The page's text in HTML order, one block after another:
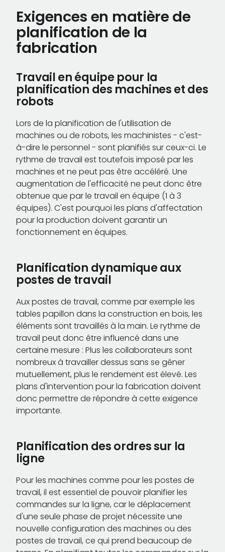
Exigences en matière de
planification de la
fabrication
Travail en équipe pour la
planification des machines et des
robots
Lors de la planification de l'utilisation de
machines ou de robots, les machinistes - c'est-
à-dire le personnel - sont planifiés sur ceux-ci. Le
rythme de travail est toutefois imposé par les
machines et ne peut pas être accéléré. Une
augmentation de l'efficacité ne peut donc être
obtenue que par le travail en équipe (1 à 3
équipes). C'est pourquoi les plans d'affectation
pour la production doivent garantir un
fonctionnement en équipes.
Planification dynamique aux
postes de travail
Aux postes de travail, comme par exemple les
tables papillon dans la construction en bois, les
éléments sont travaillés à la main. Le rythme de
travail peut donc être influencé dans une
certaine mesure : Plus les collaborateurs sont
nombreux à travailler dessus sans se gêner
mutuellement, plus le rendement est élevé. Les
plans d'intervention pour la fabrication doivent
donc permettre de répondre à cette exigence
importante.
Planification des ordres sur la
ligne
Pour les machines comme pour les postes de
travail, il est essentiel de pouvoir planifier les
commandes sur la ligne, car le déplacement
d'une seule phase de projet nécessite une
nouvelle configuration des machines ou des
postes de travail, ce qui prend beaucoup de